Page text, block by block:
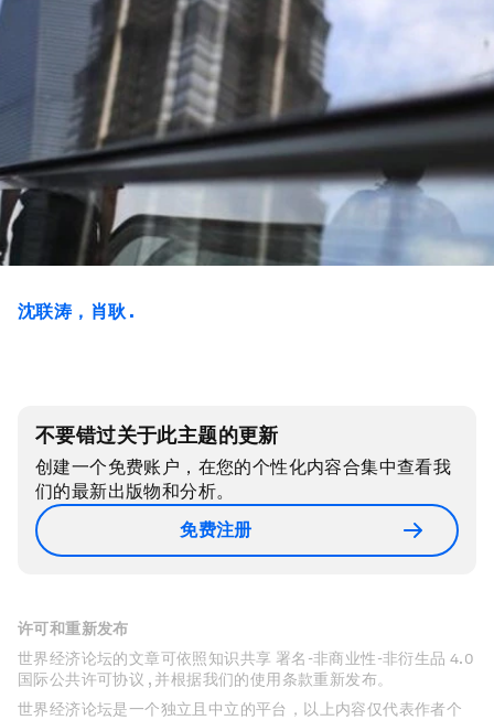
沈联涛，肖耿 .
不要错过关于此主题的更新
创建一个免费账户，在您的个性化内容合集中查看我
们的最新出版物和分析。
免费注册
许可和重新发布
世界经济论坛的文章可依照知识共享 署名-非商业性-非衍生品 4.0
国际公共许可协议 , 并根据我们的使用条款重新发布。
世界经济论坛是一个独立且中立的平台，以上内容仅代表作者个